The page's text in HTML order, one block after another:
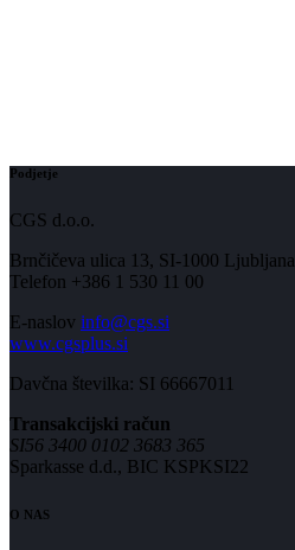
Podjetje
CGS d.o.o.
Brnčičeva ulica 13, SI-1000 Ljubljana
Telefon +386 1 530 11 00
E-naslov info@cgs.si
www.cgsplus.si
Davčna številka: SI 66667011
Transakcijski račun
SI56 3400 0102 3683 365
Sparkasse d.d., BIC KSPKSI22
O NAS